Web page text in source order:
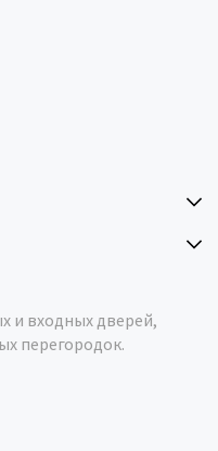
и входных дверей,
перегородок.